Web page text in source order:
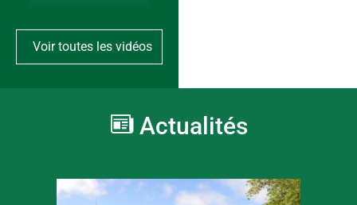
Voir toutes les vidéos
Actualités